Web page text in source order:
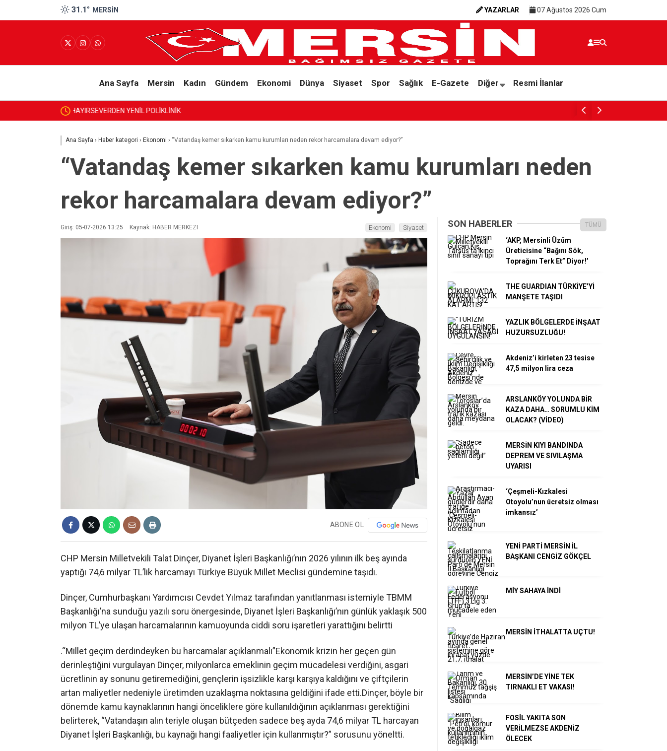
31.1° MERSIN YAZARLAR 07 Ağustos 2026 Cum
Ana Sayfa Mersin Kadın Gündem Ekonomi Dünya Siyaset Spor Sağlık E-Gazete Diğer Resmi İlanlar
Beren Akış’tan Bronz Madalya TÜRK HUKUK SİSTEMİ
Ana Sayfa › Haber kategori › Ekonomi › “Vatandaş kemer sıkarken kamu kurumları neden rekor harcamalara devam ediyor?”
“Vatandaş kemer sıkarken kamu kurumları neden
rekor harcamalara devam ediyor?”
Giriş: 05-07-2026 13:25 Kaynak: HABER MERKEZI Ekonomi Siyaset
ABONE OL
CHP Mersin Milletvekili Talat Dinçer, Diyanet İşleri Başkanlığı’nın 2026 yılının ilk beş ayında
yaptığı 74,6 milyar TL’lik harcamayı Türkiye Büyük Millet Meclisi gündemine taşıdı.
Dinçer, Cumhurbaşkanı Yardımcısı Cevdet Yılmaz tarafından yanıtlanması istemiyle TBMM
Başkanlığı’na sunduğu yazılı soru önergesinde, Diyanet İşleri Başkanlığı’nın günlük yaklaşık 500
milyon TL’ye ulaşan harcamalarının kamuoyunda ciddi soru işaretleri yarattığını belirtti
.“Millet geçim derdindeyken bu harcamalar açıklanmalı”Ekonomik krizin her geçen gün
derinleştiğini vurgulayan Dinçer, milyonlarca emeklinin geçim mücadelesi verdiğini, asgari
ücretlinin ay sonunu getiremediğini, gençlerin işsizlikle karşı karşıya kaldığını ve çiftçilerin
artan maliyetler nedeniyle üretimden uzaklaşma noktasına geldiğini ifade etti.Dinçer, böyle bir
dönemde kamu kaynaklarının hangi önceliklere göre kullanıldığının açıklanması gerektiğini
belirterek, “Vatandaşın alın teriyle oluşan bütçeden sadece beş ayda 74,6 milyar TL harcayan
Diyanet İşleri Başkanlığı, bu kaynağı hangi faaliyetler için kullanmıştır?” sorusunu yöneltti.
SON HABERLER TÜMÜ
‘AKP, Mersinli Üzüm
Üreticisine “Bağını Sök,
Toprağını Terk Et” Diyor!’
THE GUARDIAN TÜRKİYE’Yİ
MANŞETE TAŞIDI
YAZLIK BÖLGELERDE İNŞAAT
HUZURSUZLUĞU!
Akdeniz’i kirleten 23 tesise
47,5 milyon lira ceza
ARSLANKÖY YOLUNDA BİR
KAZA DAHA… SORUMLU KİM
OLACAK? (VİDEO)
MERSİN KIYI BANDINDA
DEPREM VE SIVILAŞMA
UYARISI
‘Çeşmeli-Kızkalesi
Otoyolu’nun ücretsiz olması
imkansız’
YENİ PARTİ MERSİN İL
BAŞKANI CENGİZ GÖKÇEL
MİY SAHAYA İNDİ
MERSİN İTHALATTA UÇTU!
MERSİN’DE YİNE TEK
TIRNAKLI ET VAKASI!
FOSİL YAKITA SON
VERİLMEZSE AKDENİZ
ÖLECEK